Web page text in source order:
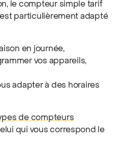
le compteur simple tarif
particulièrement adapté
en journée,
vos appareils,
adapter à des horaires
de compteurs
qui vous correspond le